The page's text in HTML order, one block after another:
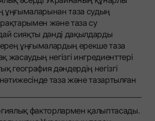
ұңғымаларынан таза судың
және таза су
сияқты дәнді дақылдарды
ұңғымалардың ерекше таза
негізгі ингредиенттері
география дәндердің негізгі
таза және тазартылған
факторлармен қалыптасады.